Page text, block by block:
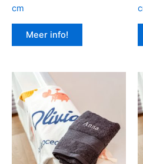
cm
Meer info!